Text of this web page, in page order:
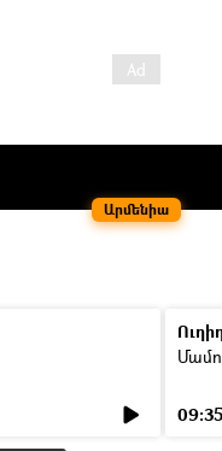
Արմենիա
09:35